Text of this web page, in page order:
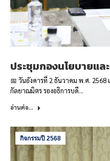
ประชุมกองนโยบายแ
📅 วันอังคารที่ 2 ธันวาคม พ.ศ. 2568
กัลยาณมิตร รองอธิการบดี…
อ่านต่อ...
กิจกรรมปี 2568